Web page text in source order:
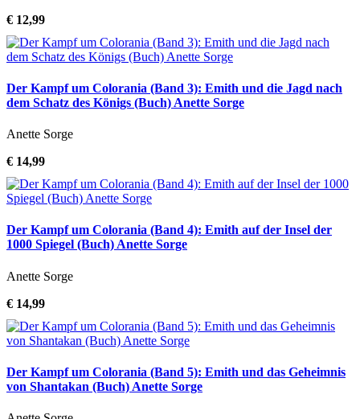
€ 12,99
Der Kampf um Colorania (Band 3): Emith und die Jagd nach
dem Schatz des Königs (Buch) Anette Sorge
Anette Sorge
€ 14,99
Der Kampf um Colorania (Band 4): Emith auf der Insel der
1000 Spiegel (Buch) Anette Sorge
Anette Sorge
€ 14,99
Der Kampf um Colorania (Band 5): Emith und das Geheimnis
von Shantakan (Buch) Anette Sorge